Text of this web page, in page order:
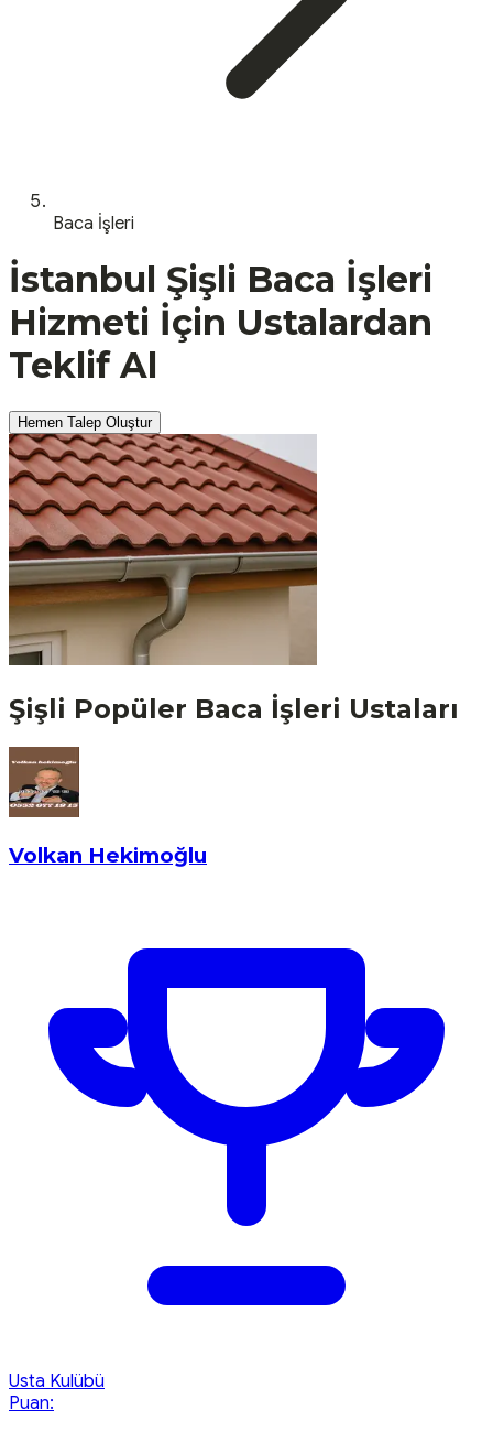
Baca İşleri
İstanbul Şişli Baca İşleri
Hizmeti İçin Ustalardan
Teklif Al
Hemen Talep Oluştur
Şişli Popüler Baca İşleri Ustaları
Volkan Hekimoğlu
Usta Kulübü
Puan: